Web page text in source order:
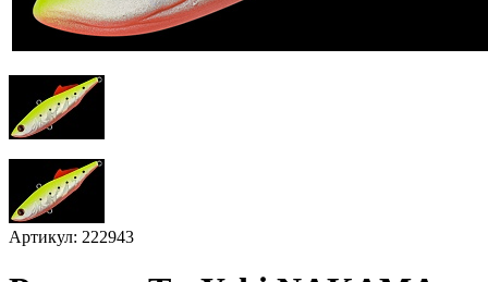
Артикул: 222943